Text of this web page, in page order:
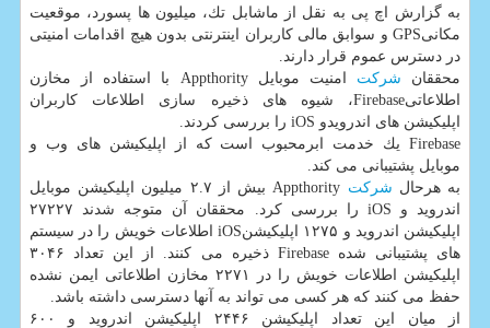
به گزارش اچ پی به نقل از ماشابل تك، میلیون ها پسورد، موقعیت
مكانیGPS و سوابق مالی كاربران اینترنتی بدون هیچ اقدامات امنیتی
در دسترس عموم قرار دارند.
محققان شركت
امنیت موبایل Appthority با استفاده از مخازن
اطلاعاتیFirebase، شیوه های ذخیره سازی اطلاعات كاربران
اپلیكیشن های اندرویدو iOS را بررسی كردند.
Firebase یك خدمت ابرمحبوب است كه از اپلیكیشن های وب و
موبایل پشتیبانی می كند.
به هرحال شركت
Appthority بیش از ۲.۷ میلیون اپلیكیشن موبایل
اندروید و iOS را بررسی كرد. محققان آن متوجه شدند ۲۷۲۲۷
اپلیكیشن اندروید و ۱۲۷۵ اپلیكیشنiOS اطلاعات خویش را در سیستم
های پشتیبانی شده Firebase ذخیره می كنند. از این تعداد ۳۰۴۶
اپلیكیشن اطلاعات خویش را در ۲۲۷۱ مخازن اطلاعاتی ایمن نشده
حفظ می كنند كه هر كسی می تواند به آنها دسترسی داشته باشد.
از میان این تعداد اپلیكیشن ۲۴۴۶ اپلیكیشن اندروید و ۶۰۰